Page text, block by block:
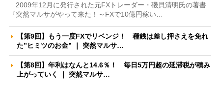
2009年12月に発行された元FXトレーダー・磯貝清明氏の著書
『突然マルサがやって来た！～FXで10億円稼い…
【第9回】もう一度FXでリベンジ！ 種銭は差し押さえを免れ
た”ヒミツのお金” ｜ 突然マルサ…
【第8回】年利はなんと14.6％！ 毎日5万円超の延滞税が積み
上がっていく ｜ 突然マルサ…